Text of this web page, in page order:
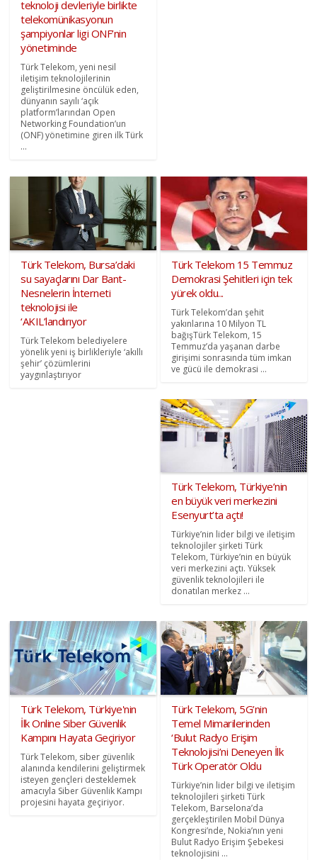
teknoloji devleriyle birlikte
telekomünikasyonun
şampiyonlar ligi ONF’nin
yönetiminde
Türk Telekom, yeni nesil
iletişim teknolojilerinin
geliştirilmesine öncülük eden,
dünyanın sayılı ‘açık
platform’larından Open
Networking Foundation’un
(ONF) yönetimine giren ilk Türk
...
Türk Telekom, Bursa’daki
su sayaçlarını Dar Bant-
Nesnelerin İnterneti
teknolojisi ile
‘AKIL’landırıyor
Türk Telekom belediyelere
yönelik yeni iş birlikleriyle ‘akıllı
şehir’ çözümlerini
yaygınlaştırıyor
Türk Telekom 15 Temmuz
Demokrasi Şehitleri için tek
yürek oldu...
Türk Telekom’dan şehit
yakınlarına 10 Milyon TL
bağışTürk Telekom, 15
Temmuz’da yaşanan darbe
girişimi sonrasında tüm imkan
ve gücü ile demokrasi ...
Türk Telekom, Türkiye’nin
en büyük veri merkezini
Esenyurt’ta açtı!
Türkiye’nin lider bilgi ve iletişim
teknolojiler şirketi Türk
Telekom, Türkiye’nin en büyük
veri merkezini açtı. Yüksek
güvenlik teknolojileri ile
donatılan merkez ...
Türk Telekom, Türkiye'nin
İlk Online Siber Güvenlik
Kampını Hayata Geçiriyor
Türk Telekom, siber güvenlik
alanında kendilerini geliştirmek
isteyen gençleri desteklemek
amacıyla Siber Güvenlik Kampı
projesini hayata geçiriyor.
Türk Telekom, 5G’nin
Temel Mimarilerinden
‘Bulut Radyo Erişim
Teknolojisi’ni Deneyen İlk
Türk Operatör Oldu
Türkiye’nin lider bilgi ve iletişim
teknolojileri şirketi Türk
Telekom, Barselona’da
gerçekleştirilen Mobil Dünya
Kongresi’nde, Nokia’nın yeni
Bulut Radyo Erişim Şebekesi
teknolojisini ...